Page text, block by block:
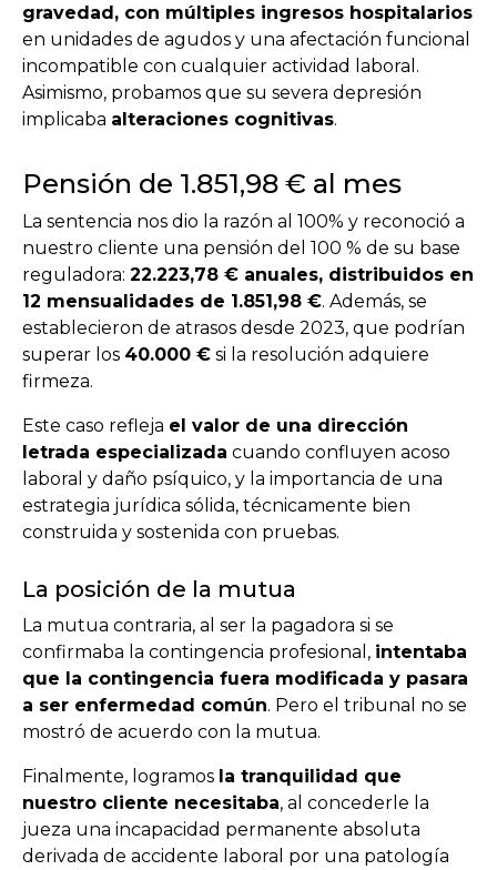
gravedad, con múltiples ingresos hospitalarios
en unidades de agudos y una afectación funcional
incompatible con cualquier actividad laboral.
Asimismo, probamos que su severa depresión
implicaba alteraciones cognitivas.
Pensión de 1.851,98 € al mes
La sentencia nos dio la razón al 100% y reconoció a
nuestro cliente una pensión del 100 % de su base
reguladora: 22.223,78 € anuales, distribuidos en
12 mensualidades de 1.851,98 €. Además, se
establecieron de atrasos desde 2023, que podrían
superar los 40.000 € si la resolución adquiere
firmeza.
Este caso refleja el valor de una dirección
letrada especializada cuando confluyen acoso
laboral y daño psíquico, y la importancia de una
estrategia jurídica sólida, técnicamente bien
construida y sostenida con pruebas.
La posición de la mutua
La mutua contraria, al ser la pagadora si se
confirmaba la contingencia profesional, intentaba
que la contingencia fuera modificada y pasara
a ser enfermedad común. Pero el tribunal no se
mostró de acuerdo con la mutua.
Finalmente, logramos la tranquilidad que
nuestro cliente necesitaba, al concederle la
jueza una incapacidad permanente absoluta
derivada de accidente laboral por una patología